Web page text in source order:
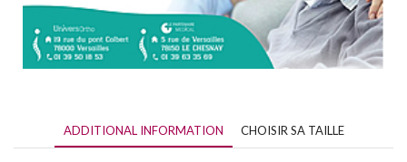
ADDITIONAL INFORMATION CHOISIR SA TAILLE